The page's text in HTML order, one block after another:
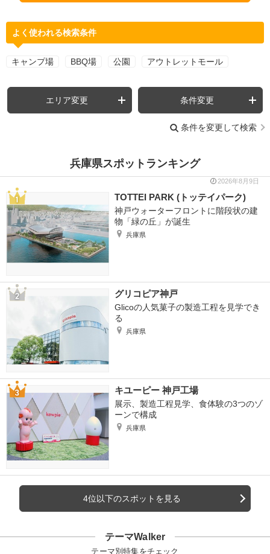
よく使われる検索条件
キャンプ場 BBQ場 公園 アウトレットモール
エリア変更 条件変更
条件を変更して検索
兵庫県スポットランキング
2026年8月9日
TOTTEI PARK (トッテイパーク)
神戸ウォーターフロントに階段状の建
物「緑の丘」が誕生
兵庫県
グリコピア神戸
Glicoの人気菓子の製造工程を見学でき
る
兵庫県
キユーピー 神戸工場
展示、製造工程見学、食体験の3つのゾ
ーンで構成
兵庫県
4位以下のスポットを見る
テーマWalker
テーマ別特集をチェック